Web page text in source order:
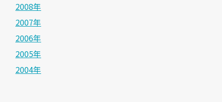
2008年
2007年
2006年
2005年
2004年